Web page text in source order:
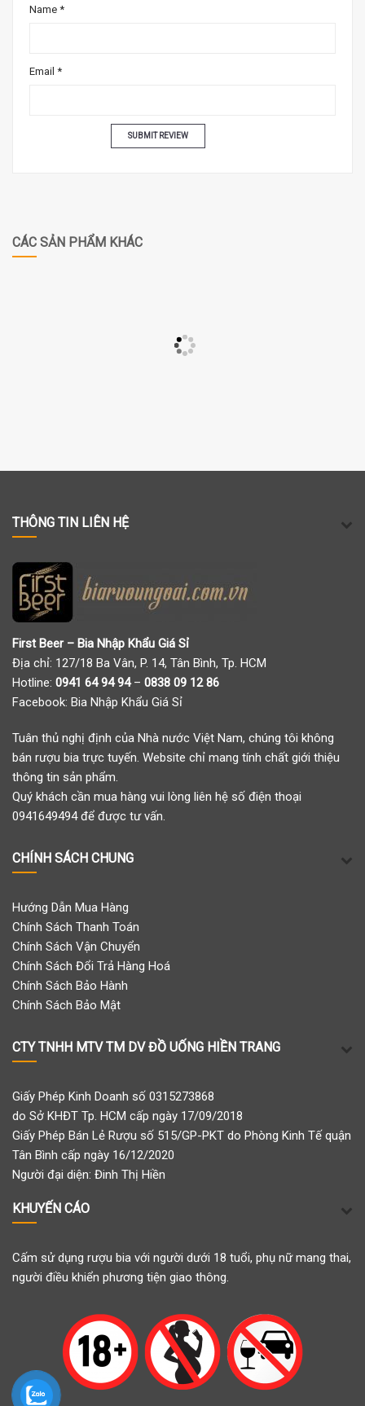
Name *
Email *
CÁC SẢN PHẨM KHÁC
THÔNG TIN LIÊN HỆ
First Beer – Bia Nhập Khẩu Giá Sỉ
Địa chỉ: 127/18 Ba Vân, P. 14, Tân Bình, Tp. HCM
Hotline: 0941 64 94 94– 0838 09 12 86
Facebook: Bia Nhập Khẩu Giá Sỉ
Tuân thủ nghị định của Nhà nước Việt Nam, chúng tôi không
bán rượu bia trực tuyến. Website chỉ mang tính chất giới thiệu
thông tin sản phẩm.
Quý khách cần mua hàng vui lòng liên hệ số điện thoại
0941649494 để được tư vấn.
CHÍNH SÁCH CHUNG
Hướng Dẫn Mua Hàng
Chính Sách Thanh Toán
Chính Sách Vận Chuyển
Chính Sách Đổi Trả Hàng Hoá
Chính Sách Bảo Hành
Chính Sách Bảo Mật
CTY TNHH MTV TM DV ĐỒ UỐNG HIỀN TRANG
Giấy Phép Kinh Doanh số 0315273868
do Sở KHĐT Tp. HCM cấp ngày 17/09/2018
Giấy Phép Bán Lẻ Rượu số 515/GP-PKT do Phòng Kinh Tế quận
Tân Bình cấp ngày 16/12/2020
Người đại diện: Đinh Thị Hiền
KHUYẾN CÁO
Cấm sử dụng rượu bia với người dưới 18 tuổi, phụ nữ mang thai,
người điều khiển phương tiện giao thông.